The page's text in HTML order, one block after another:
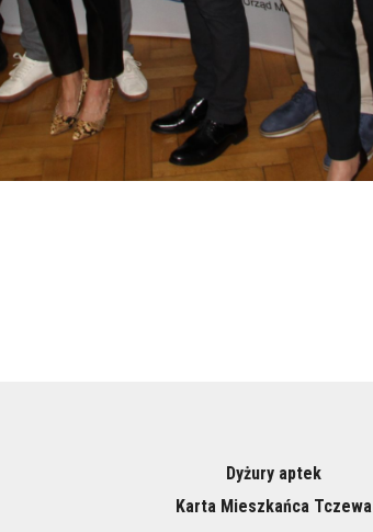
Dyżury aptek
Karta Mieszkańca Tczewa